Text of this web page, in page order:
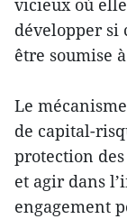
vicieux où
développer si
être soumise
Le
de capital-
protection
et agir dans
engagement